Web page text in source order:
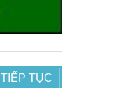
TIẾP TỤC